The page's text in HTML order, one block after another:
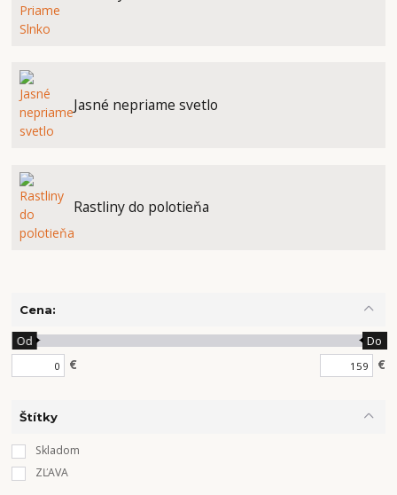
Jasné nepriame svetlo
Rastliny do polotieňa
Cena:
€
Od Do
€
Štítky
Skladom
ZĽAVA